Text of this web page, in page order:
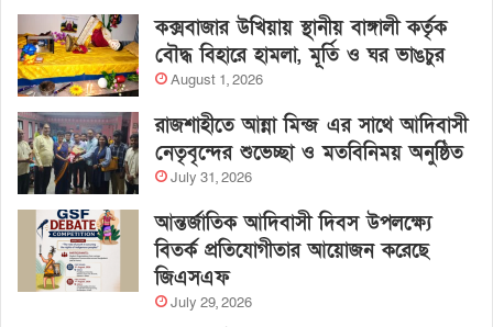
কক্সবাজার উখিয়ায় স্থানীয় বাঙ্গালী কর্তৃক
বৌদ্ধ বিহারে হামলা, মূর্তি ও ঘর ভাঙচুর
August 1, 2026
রাজশাহীতে আন্না মিন্জ এর সাথে আদিবাসী
নেতৃবৃন্দের শুভেচ্ছা ও মতবিনিময় অনুষ্ঠিত
July 31, 2026
আন্তর্জাতিক আদিবাসী দিবস উপলক্ষ্যে
বিতর্ক প্রতিযোগীতার আয়োজন করেছে
জিএসএফ
July 29, 2026